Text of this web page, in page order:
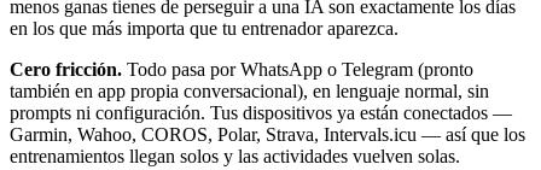
menos ganas tienes de perseguir a una IA son exactamente los días
en los que más importa que tu entrenador aparezca.
Cero fricción. Todo pasa por WhatsApp o Telegram (pronto
también en app propia conversacional), en lenguaje normal, sin
prompts ni configuración. Tus dispositivos ya están conectados —
Garmin, Wahoo, COROS, Polar, Strava, Intervals.icu — así que los
entrenamientos llegan solos y las actividades vuelven solas.